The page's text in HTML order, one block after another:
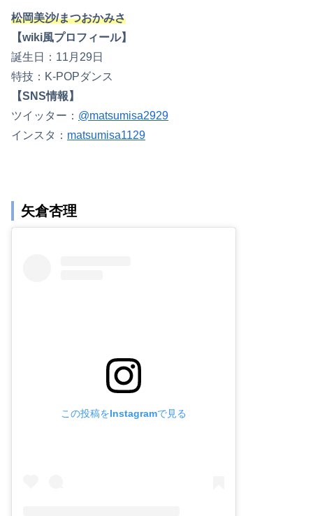
松岡美沙/まつおかみさ
【wiki風プロフィール】
誕生日：11月29日
特技：K-POPダンス
【SNS情報】
ツイッター： @matsumisa2929
インスタ： matsumisa1129
矢倉杏理
この投稿をInstagramで見る